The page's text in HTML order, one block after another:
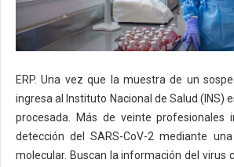
ERP. Una vez que la muestra de un
ingresa al Instituto Nacional de Salud (INS)
procesada. Más de veinte profesionales
detección del SARS-CoV-2 mediante
molecular. Buscan la información del virus